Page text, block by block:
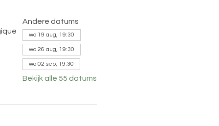
Andere datums
wo 19 aug, 19:30
wo 26 aug, 19:30
wo 02 sep, 19:30
Bekijk alle 55 datums